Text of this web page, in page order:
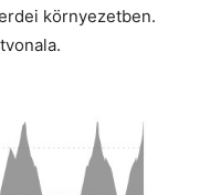
környezetben.